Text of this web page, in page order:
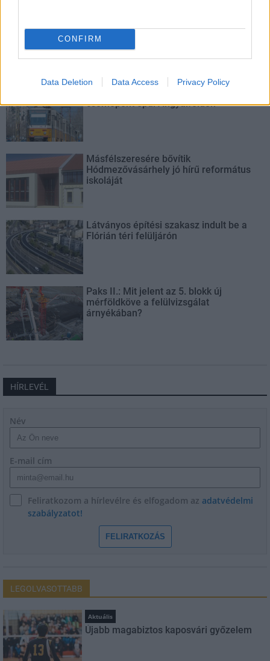
CONFIRM
Data Deletion Data Access Privacy Policy
Tizenegy meglévő csomópontot korszerűsít és négy új,
különszintű csomópontot hoz létre az MKIF az M1-es
bővítésénél.
csomópont épül Angyalföldön
Másfélszeresére bővítik
Hódmezővásárhely jó hírű református
iskoláját
Látványos építési szakasz indult be a
Flórián téri felüljárón
Paks II.: Mit jelent az 5. blokk új
mérföldköve a felülvizsgálat
árnyékában?
HÍRLEVÉL
Név
E-mail cím
Feliratkozom a hírlevélre és elfogadom az adatvédelmi
szabályzatot!
FELIRATKOZÁS
LEGOLVASOTTABB
Aktuális
Újabb magabiztos kaposvári győzelem